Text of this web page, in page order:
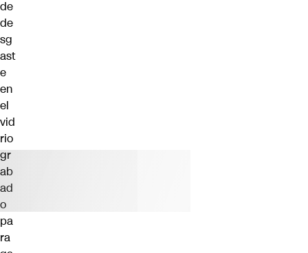
de
de
sg
ast
e
en
el
vid
rio
gr
ab
ad
o
pa
ra